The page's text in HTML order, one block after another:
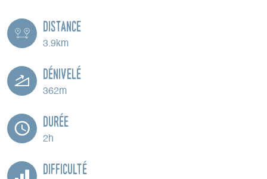
Distance
3.9km
Dénivelé
362m
Durée
2h
Difficulté